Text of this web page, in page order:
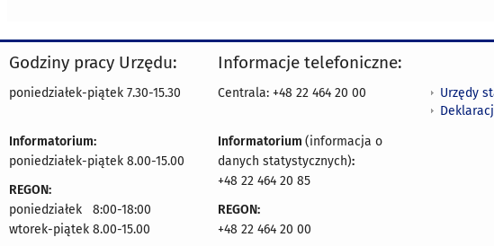
Godziny pracy Urzędu:
poniedziałek-piątek 7.30-15.30
Informatorium:
poniedziałek-piątek 8.00-15.00
REGON:
poniedziałek 8:00-18:00
wtorek-piątek 8.00-15.00
Informacje telefoniczne:
Centrala: +48 22 464 20 00
Informatorium (informacja o
danych statystycznych):
+48 22 464 20 85
REGON:
+48 22 464 20 00
Urzędy